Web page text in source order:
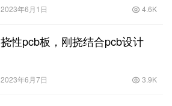
2023年6月1日 4.6K
挠性pcb板，刚挠结合pcb设计
2023年6月7日 3.9K